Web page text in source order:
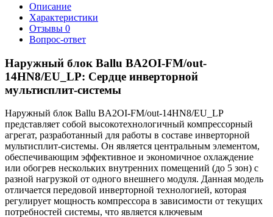
Описание
Характеристики
Отзывы 0
Вопрос-ответ
Наружный блок Ballu BA2OI-FM/out-
14HN8/EU_LP: Сердце инверторной
мультисплит-системы
Наружный блок Ballu BA2OI-FM/out-14HN8/EU_LP
представляет собой высокотехнологичный компрессорный
агрегат, разработанный для работы в составе инверторной
мультисплит-системы. Он является центральным элементом,
обеспечивающим эффективное и экономичное охлаждение
или обогрев нескольких внутренних помещений (до 5 зон) с
разной нагрузкой от одного внешнего модуля. Данная модель
отличается передовой инверторной технологией, которая
регулирует мощность компрессора в зависимости от текущих
потребностей системы, что является ключевым